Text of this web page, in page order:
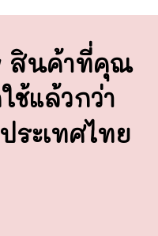
สินค้าที่คุณ
ช้แล้วกว่า
ระเทศไทย